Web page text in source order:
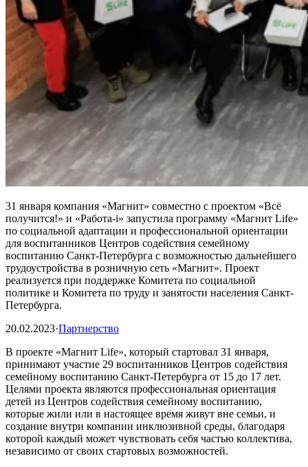
31 января компания «Магнит» совместно с проектом «Всё
получится!» и «Работа-i» запустила программу «Магнит Life»
по социальной адаптации и профессиональной ориентации
для воспитанников Центров содействия семейному
воспитанию Санкт-Петербурга с возможностью дальнейшего
трудоустройства в розничную сеть «Магнит». Проект
реализуется при поддержке Комитета по социальной
политике и Комитета по труду и занятости населения Санкт-
Петербурга.
20.02.2023·Партнерство
В проекте «Магнит Life», который стартовал 31 января,
принимают участие 29 воспитанников Центров содействия
семейному воспитанию Санкт-Петербурга от 15 до 17 лет.
Целями проекта являются профессиональная ориентация
детей из Центров содействия семейному воспитанию,
которые жили или в настоящее время живут вне семьи, и
создание внутри компании инклюзивной среды, благодаря
которой каждый может чувствовать себя частью коллектива,
независимо от своих стартовых возможностей.